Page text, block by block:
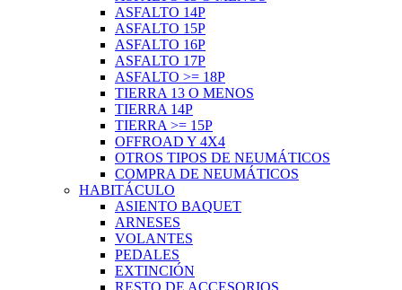
ASFALTO 14P
ASFALTO 15P
ASFALTO 16P
ASFALTO 17P
ASFALTO >= 18P
TIERRA 13 O MENOS
TIERRA 14P
TIERRA >= 15P
OFFROAD Y 4X4
OTROS TIPOS DE NEUMÁTICOS
COMPRA DE NEUMÁTICOS
HABITÁCULO
ASIENTO BAQUET
ARNESES
VOLANTES
PEDALES
EXTINCIÓN
RESTO DE ACCESORIOS